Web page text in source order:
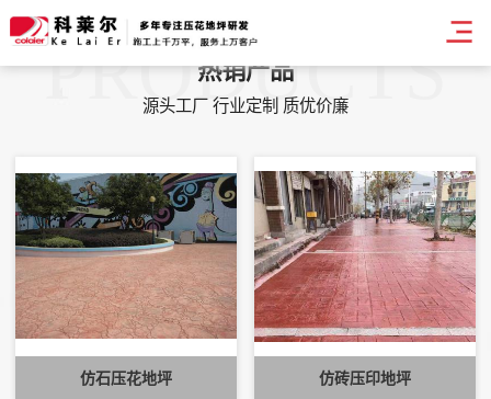
PRODUCTS
热销产品
源头工厂 行业定制 质优价廉
仿石压花地坪 仿砖压印地坪